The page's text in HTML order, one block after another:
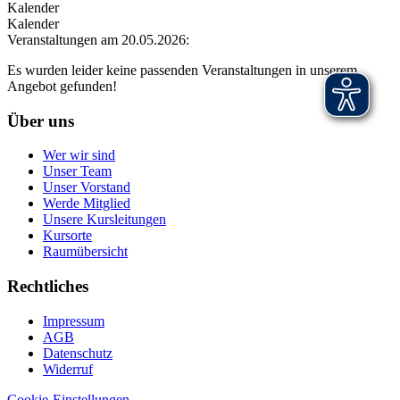
Kalender
Kalender
Veranstaltungen am 20.05.2026:
Es wurden leider keine passenden Veranstaltungen in unserem
Angebot gefunden!
Über uns
Wer wir sind
Unser Team
Unser Vorstand
Werde Mitglied
Unsere Kursleitungen
Kursorte
Raumübersicht
Rechtliches
Impressum
AGB
Datenschutz
Widerruf